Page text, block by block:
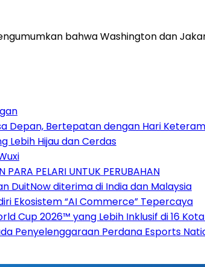
bahwa Washington dan
Depan, Bertepatan dengan Hari
Lebih Hijau dan Cerdas
PARA PELARI UNTUK PERUBAHAN
DuitNow diterima di India dan Malaysia
Ekosistem “AI Commerce” Tepercaya
Cup 2026™ yang Lebih Inklusif di 16
Penyelenggaraan Perdana Esports